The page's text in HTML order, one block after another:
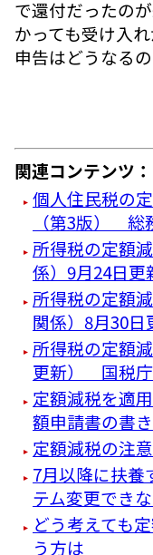
で還付だったの
かっても受け入
申告はどうなる
関連コンテンツ：
個人住民税の
（第3版） 総
所得税の定額
係）9月24日
所得税の定額
関係）8月30
所得税の定額
更新） 国税庁
定額減税を適
額申請書の書
定額減税の注
7月以降に扶養
テム変更でき
どう考えても
う方は